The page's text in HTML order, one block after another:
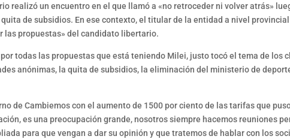
realizó un encuentro en el que llamó a «no retroceder ni volver atrás»
de subsidios. En ese contexto, el titular de la entidad a nivel provincial
las propuestas» del candidato libertario.
todas las propuestas que está teniendo Milei, justo tocó el tema de los
anónimas, la quita de subsidios, la eliminación del ministerio de
de Cambiemos con el aumento de 1500 por ciento de las tarifas que
es una preocupación grande, nosotros siempre hacemos reuniones
para que vengan a dar su opinión y que tratemos de hablar con los